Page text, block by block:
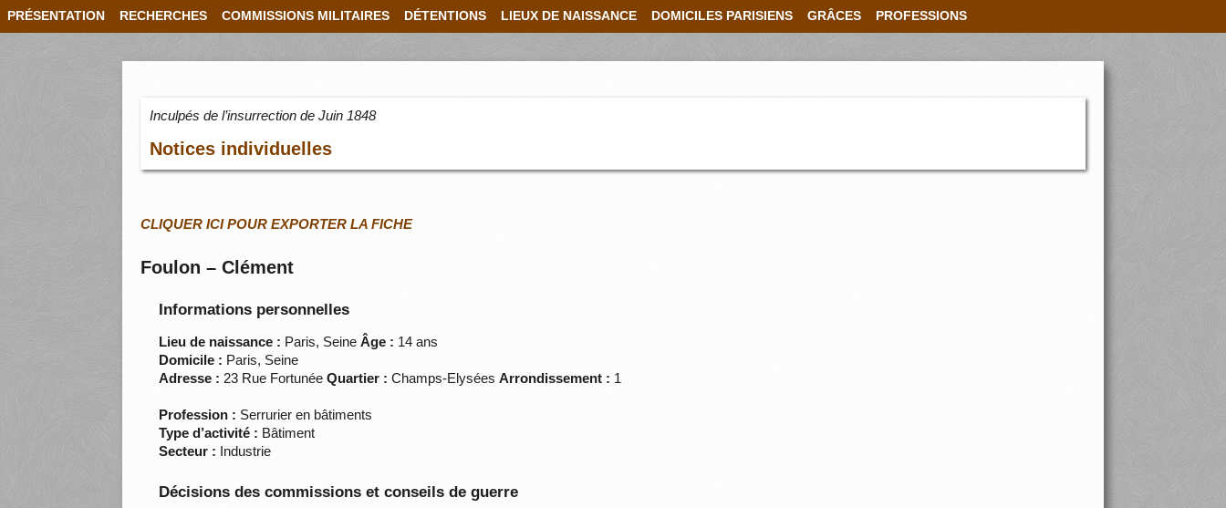
PRÉSENTATION RECHERCHES COMMISSIONS MILITAIRES DÉTENTIONS LIEUX DE NAISSANCE DOMICILES PARISIENS GRÂCES PROFESSIONS
Inculpés de l’insurrection de Juin 1848
Notices individuelles
CLIQUER ICI POUR EXPORTER LA FICHE
Foulon – Clément
Informations personnelles
Lieu de naissance : Paris, Seine Âge : 14 ans
Domicile : Paris, Seine
Adresse : 23 Rue FortunéeQuartier : Champs-ElyséesArrondissement : 1
Profession : Serrurier en bâtiments
Type d’activité : Bâtiment
Secteur : Industrie
Décisions des commissions et conseils de guerre